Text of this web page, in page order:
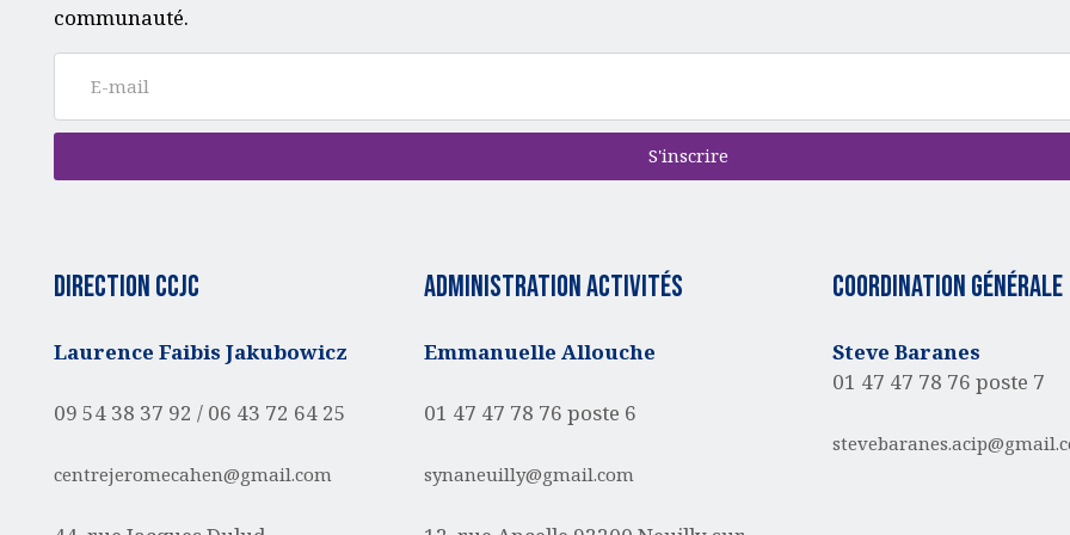
communauté.
S'inscrire
Direction CCJC
Laurence Faibis Jakubowicz
09 54 38 37 92 / 06 43 72 64 25
centrejeromecahen@gmail.com
administration activités
Emmanuelle Allouche
01 47 47 78 76 poste 6
synaneuilly@gmail.com
Coordination générale
Steve Baranes
01 47 47 78 76 poste 7